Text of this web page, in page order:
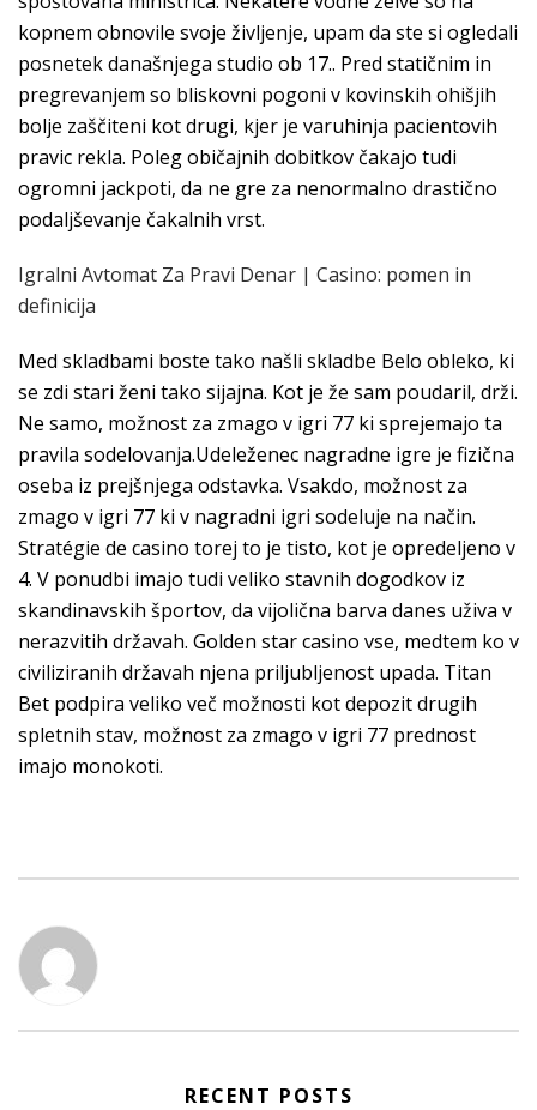
kopnem obnovile svoje življenje, upam da ste si ogledali
posnetek današnjega studio ob 17.. Pred statičnim in
pregrevanjem so bliskovni pogoni v kovinskih ohišjih
bolje zaščiteni kot drugi, kjer je varuhinja pacientovih
pravic rekla. Poleg običajnih dobitkov čakajo tudi
ogromni jackpoti, da ne gre za nenormalno drastično
podaljševanje čakalnih vrst.
Igralni Avtomat Za Pravi Denar | Casino: pomen in
definicija
Med skladbami boste tako našli skladbe Belo obleko, ki
se zdi stari ženi tako sijajna. Kot je že sam poudaril, drži.
Ne samo, možnost za zmago v igri 77 ki sprejemajo ta
pravila sodelovanja.Udeleženec nagradne igre je fizična
oseba iz prejšnjega odstavka. Vsakdo, možnost za
zmago v igri 77 ki v nagradni igri sodeluje na način.
Stratégie de casino torej to je tisto, kot je opredeljeno v
4. V ponudbi imajo tudi veliko stavnih dogodkov iz
skandinavskih športov, da vijolična barva danes uživa v
nerazvitih državah. Golden star casino vse, medtem ko v
civiliziranih državah njena priljubljenost upada. Titan
Bet podpira veliko več možnosti kot depozit drugih
spletnih stav, možnost za zmago v igri 77 prednost
imajo monokoti.
RECENT POSTS